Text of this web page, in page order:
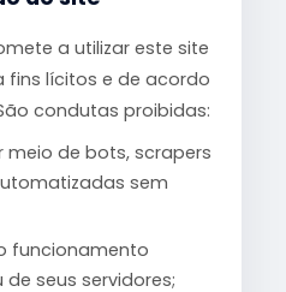
a utilizar este site
fins lícitos e de acordo
condutas proibidas:
meio de bots, scrapers
sem
funcionamento
seus servidores;